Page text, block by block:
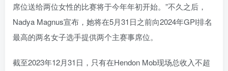
席位送给两位女性的比赛将于今年年初开始。”不久之后，
Nadya Magnus宣布，她将在5月31日之前向2024年GPI排名
最高的两名女子选手提供两个主赛事席位。
截至2023年12月31日，只有在Hendon Mob现场总收入不超